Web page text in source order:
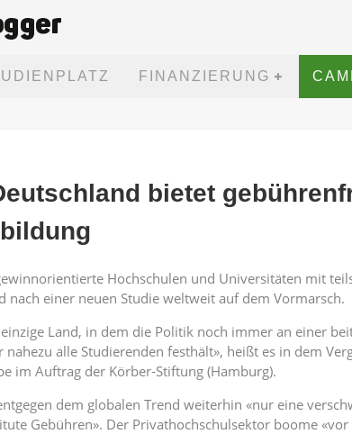
FINANZIERUNG
bietet
Hochschulen und Universitäten mit
nach einer neuen Studie weltweit auf dem Vormarsch.
Land, in dem die Politik noch immer an einer
alle Studierenden festhält», heißt es in dem
im Auftrag der Körber-Stiftung (Hamburg).
dem globalen Trend weiterhin «nur eine
Gebühren». Der Privathochschulsektor boome